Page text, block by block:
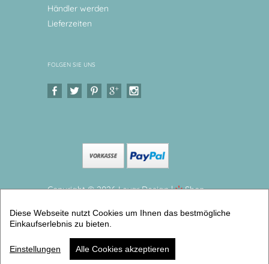
Händler werden
Lieferzeiten
FOLGEN SIE UNS
Copyright © 2026 Levar Design |
Shop
Kindergeschirrset 4 teilig aus Melamin, Traktor
Melamingeschirr BPA frei, hergestellt in Deutschland
(4er Geschirrset) | Artikelnummer: 1613-6585-5656
Diese Webseite nutzt Cookies um Ihnen das bestmögliche
Einkaufserlebnis zu bieten.
Einstellungen Alle Cookies akzeptieren